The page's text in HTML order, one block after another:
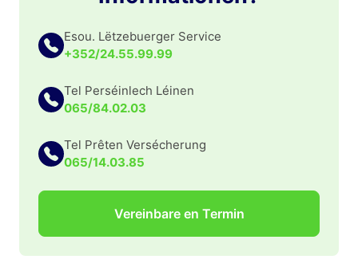
Esou. Lëtzebuerger Service
+352/24.55.99.99
Tel Perséinlech Léinen
065/84.02.03
Tel Prêten Versécherung
065/14.03.85
Vereinbare en Termin